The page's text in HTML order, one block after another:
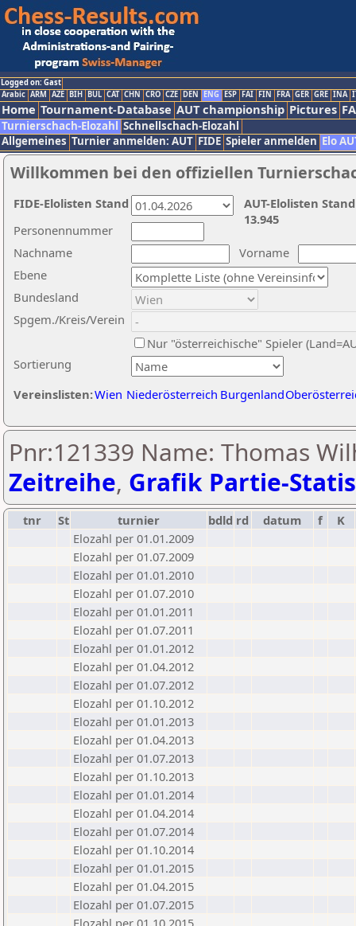
Logged on: Gast
Arabic ARM AZE BIH BUL CAT CHN CRO CZE DEN ENG ESP FAI FIN FRA GER GRE INA
Home Tournament-Database AUT championship Pictures
Turnierschach-Elozahl Schnellschach-Elozahl
Allgemeines Turnier anmelden: AUT FIDE Spieler anmelden Elo
Willkommen bei den offiziellen
Nachname
Vorname
Ebene
Sortierung
Personennummer
Bundesland
Spgem./Kreis/Verein
Nur "österreichische" Spieler
Vereinslisten:Wien Niederösterreich Burgenland
AUT-Elolisten
13.945
FIDE-Elolisten Stand
Pnr:121339 Name: Thomas
Zeitreihe, Grafik Partie-
tnr St turnier bdld rd datum f
K
Elozahl per 01.01.2009
Elozahl per 01.07.2009
Elozahl per 01.01.2010
Elozahl per 01.07.2010
Elozahl per 01.01.2011
Elozahl per 01.07.2011
Elozahl per 01.01.2012
Elozahl per 01.04.2012
Elozahl per 01.07.2012
Elozahl per 01.10.2012
Elozahl per 01.01.2013
Elozahl per 01.04.2013
Elozahl per 01.07.2013
Elozahl per 01.10.2013
Elozahl per 01.01.2014
Elozahl per 01.04.2014
Elozahl per 01.07.2014
Elozahl per 01.10.2014
Elozahl per 01.01.2015
Elozahl per 01.04.2015
Elozahl per 01.07.2015
Elozahl per 01.10.2015